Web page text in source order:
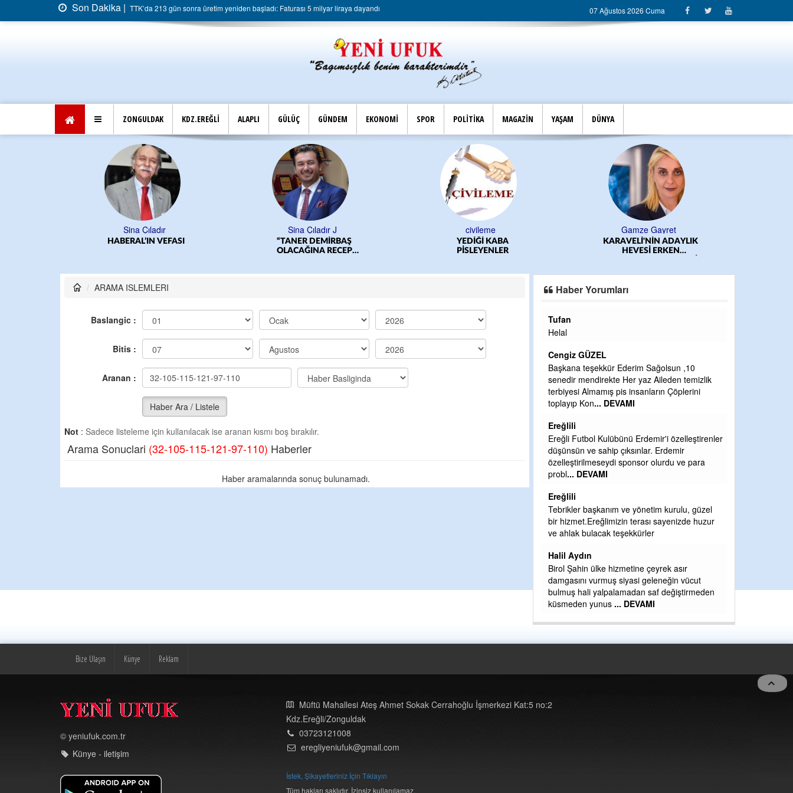
Son Dakika | TTK’da 213 gün sonra üretim yeniden başladı: Faturası 5 milyar liraya dayandı 07 Ağustos 2026 Cuma
ZONGULDAK KDZ.EREĞLİ ALAPLI GÜLÜÇ GÜNDEM EKONOMİ SPOR POLİTİKA MAGAZİN YAŞAM DÜNYA
Sina Çıladır
HABERAL’IN VEFASI
Sina Çıladır J
“TANER DEMİRBAŞ
OLACAĞINA RECEP
civileme
YEDİĞİ KABA
PİSLEYENLER
Gamze Gayret
KARAVELİ'NİN ADAYLIK
HEVESİ ERKEN
ARAMA ISLEMLERI
Baslangic :
Bitis :
Aranan :
Haber Ara / Listele
Not : Sadece listeleme için kullanılacak ise aranan kısmı boş bırakılır.
Arama Sonuclari (32-105-115-121-97-110) Haberler
Haber aramalarında sonuç bulunamadı.
Haber Yorumları
Tufan
Helal
Cengiz GÜZEL
Başkana teşekkür Ederim Sağolsun ,10
senedir mendirekte Her yaz Aileden temizlik
terbiyesi Almamış pis insanların Çöplerini
toplayıp Kon... DEVAMI
Ereğlili
Ereğli Futbol Kulübünü Erdemir'i özelleştirenler
düşünsün ve sahip çıksınlar. Erdemir
özelleştirilmeseydi sponsor olurdu ve para
probl... DEVAMI
Ereğlili
Tebrikler başkanım ve yönetim kurulu, güzel
bir hizmet.Ereğlimizin terası sayenizde huzur
ve ahlak bulacak teşekkürler
Halil Aydın
Birol Şahin ülke hizmetine çeyrek asır
damgasını vurmuş siyasi geleneğin vücut
bulmuş hali yalpalamadan saf değiştirmeden
küsmeden yunus ... DEVAMI
Bize Ulaşın Künye Reklam
© yeniufuk.com.tr
Künye - iletişim
Müftü Mahallesi Ateş Ahmet Sokak Cerrahoğlu İşmerkezi Kat:5 no:2
Kdz.Ereğli/Zonguldak
03723121008
eregliyeniufuk@gmail.com
İstek, Şikayetleriniz İçin Tıklayın
Tüm hakları saklıdır. İzinsiz kullanılamaz.